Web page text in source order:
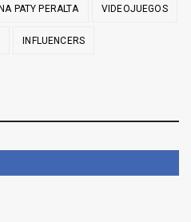
PATY PERALTA VIDEOJUEGOS
INFLUENCERS